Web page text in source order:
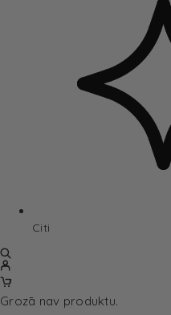
Citi
Grozā nav produktu.